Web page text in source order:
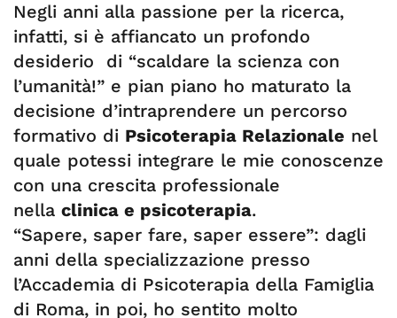
Negli anni alla passione per la ricerca,
infatti, si è affiancato un profondo
desiderio di “scaldare la scienza con
l’umanità!” e pian piano ho maturato la
decisione d’intraprendere un percorso
formativo di Psicoterapia Relazionale nel
quale potessi integrare le mie conoscenze
con una crescita professionale
nella clinica e psicoterapia.
“Sapere, saper fare, saper essere”: dagli
anni della specializzazione presso
l’Accademia di Psicoterapia della Famiglia
di Roma, in poi, ho sentito molto